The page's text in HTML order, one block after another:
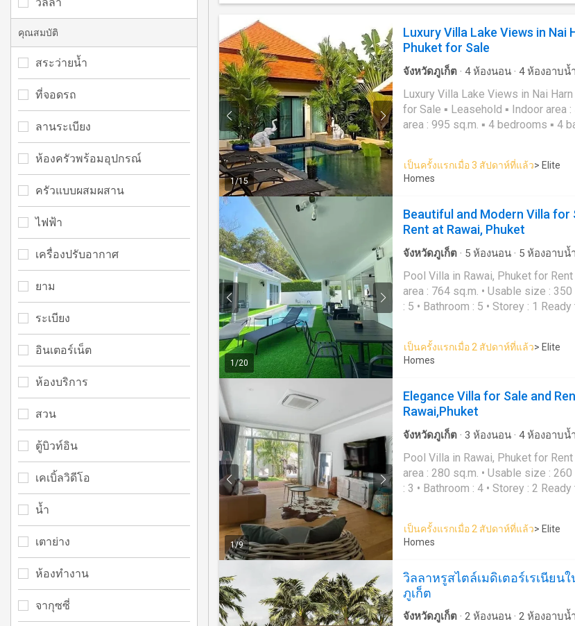
1/15
Luxury Villa Lake Views in Nai
Phuket for Sale
จังหวัดภูเก็ต · 4ห้องนอน · 4ห้องอาบน้ำ
Luxury Villa Lake Views in Nai
for Sale ▪️ Leasehold ▪️ Indoor area : 590 sq.m. ▪️ Land
area : 995 sq.m. ▪️ 4 bedrooms ▪️ 4 bathrooms ▪️ single
Balinese Style) ▪️ Features: -
sq.m. - Outdoor Jacuzzi/ Outdoor
Outdoor Shower - pet-friendly - 24-hour security
Transfer fee 50/50 For more information, please
feel free to contact us Work: (+66) 6388 2---- Email:
con----@elitehomes.co.th Line:
Whatsapp: (+66) 6388 2---- Website:
www.elitehomes.c----
เป็นครั้งแรกเมื่อ 3 สัปดาห์ที่แล้ว> Elite
Homes
1 /20
Beautiful and Modern Villa for
Rent at Rawai, Phuket
จังหวัดภูเก็ต · 5 ห้องนอน · 5 ห้องอาบน้ำ
Pool Villa in Rawai, Phuket for Rent and
area : 764 sq.m. • Usable size : 350 sq.m. • Bedroom
: 5 • Bathroom : 5 • Storey : 1 Ready to move-in
information, please feel free to contact
(+66) 6388 2---- Email: con----
Website: www.elitehomes.c----
เป็นครั้งแรกเมื่อ 2 สัปดาห์ที่แล้ว> Elite
Homes
1/9
Elegance Villa for Sale and
Rawai,Phuket
จังหวัดภูเก็ต · 3 ห้องนอน · 4ห้องอาบน้ำ
Pool Villa in Rawai, Phuket for Rent and
area : 280 sq.m. • Usable size : 260 sq.m. • Bedroom
: 3 • Bathroom : 4 • Storey : 2 Ready to move-in
information, please feel free to contact
(+66) 6388 2---- Email: con----
Website: www.elitehomes.c----
เป็นครั้งแรกเมื่อ 2 สัปดาห์ที่แล้ว> Elite
Homes
วิลลาหรูสไตล์เมดิเตอร์เรเนียน
ภูเก็ต
จังหวัดภูเก็ต · 2 ห้องนอน · 2 ห้องอาบน้ำ
คุณสมบัติ
สระว่ายน้ำ
ที่จอดรถ
ลานระเบียง
ห้องครัวพร้อมอุปกรณ์
ครัวแบบผสมผสาน
ไฟฟ้า
เครื่องปรับอากาศ
ยาม
ระเบียง
อินเตอร์เน็ต
ห้องบริการ
สวน
ตู้บิวท์อิน
เคเบิ้ลวิดีโอ
น้ำ
เตาย่าง
ห้องทำงาน
จากุซซี่